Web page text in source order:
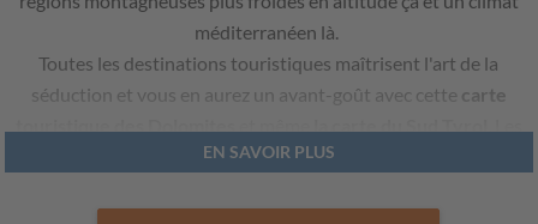
méditerranéen là.
Toutes les destinations touristiques maîtrisent l'art de la
séduction et vous en aurez un avant-goût avec cette carte
randonnées, les parcours d'escalade et de VTT, la tradition et la
EN SAVOIR PLUS